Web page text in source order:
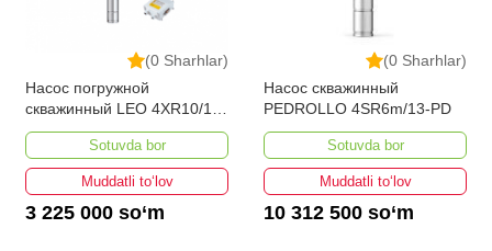
(0 Sharhlar)
Насос погружной
скважинный LEO 4XR10/18-
3
Sotuvda bor
Muddatli to‘lov
3 225 000 so‘m
(0 Sharhlar)
Насос скважинный
PEDROLLO 4SR6m/13-PD
Sotuvda bor
Muddatli to‘lov
10 312 500 so‘m